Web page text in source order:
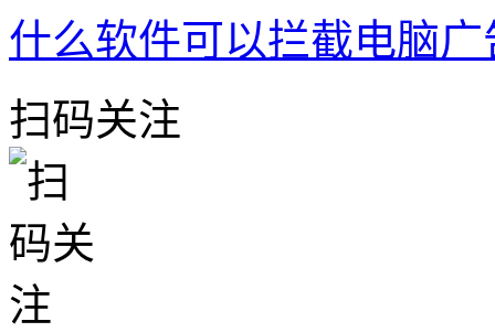
什么软件可以拦截电脑广
扫码关注